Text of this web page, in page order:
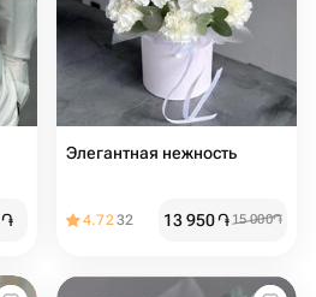
֏
Элегантная нежность
4.7232 13 950֏15 000֏